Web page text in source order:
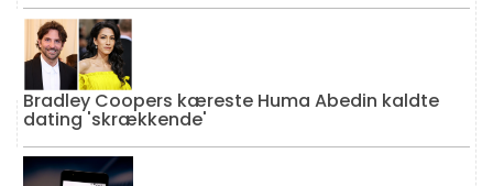
Bradley Coopers kæreste Huma Abedin kaldte
dating 'skrækkende'